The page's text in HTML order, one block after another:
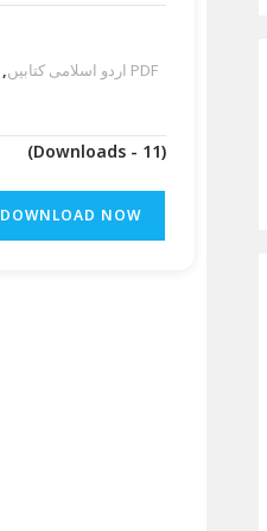
اردو اسلامی کتابیں,
(Downloads - 11)
DOWNLOAD NOW